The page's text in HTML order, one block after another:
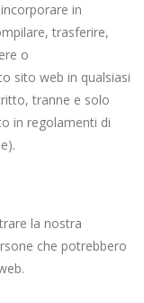
in
trasferire,
o
sito web in qualsiasi
tranne e solo
in regolamenti di
la nostra
che potrebbero